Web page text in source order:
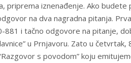
priprema iznenađenje. Ako budete
na dva nagradna pitanja.
881 i tačno odgovore na pitanje,
u Prnjavoru. Zato u četvrtak,
s povodom” koju